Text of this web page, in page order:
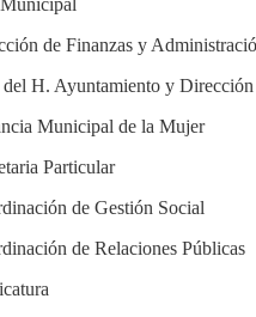
de Finanzas y
del H. Ayuntamiento y
Municipal de la Mujer
Particular
de Gestión Social
de Relaciones Públicas